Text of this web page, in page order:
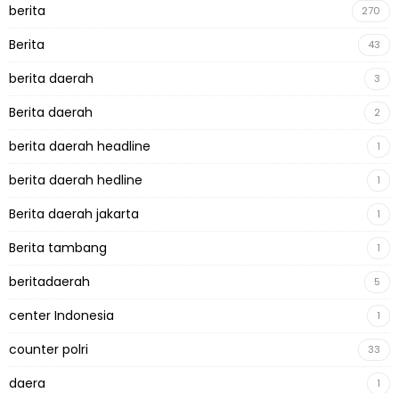
berita 270
Berita 43
berita daerah 3
Berita daerah 2
berita daerah headline 1
berita daerah hedline 1
Berita daerah jakarta 1
Berita tambang 1
beritadaerah 5
center Indonesia 1
counter polri 33
daera 1